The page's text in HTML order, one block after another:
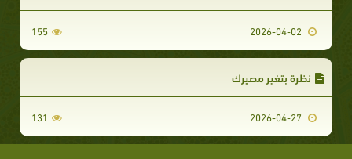
155
نظرة بتغير مصيرك
131